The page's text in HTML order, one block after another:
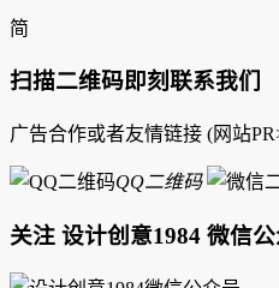
简
扫描二维码即刻联系我们
广告合作或者友情链接 (网站
QQ二维码
关注 设计创意1984 微信